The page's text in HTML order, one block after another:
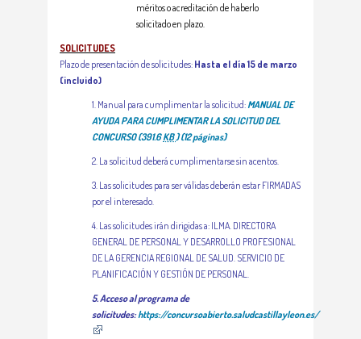
méritos o acreditación de haberlo
solicitado en plazo.
SOLICITUDES
Plazo de presentación de solicitudes: Hasta el día 15 de marzo
(incluido)
1. Manual para cumplimentar la solicitud: MANUAL DE
AYUDA PARA CUMPLIMENTAR LA SOLICITUD DEL
CONCURSO(391.6KB)(12 páginas)
2. La solicitud deberá cumplimentarse sin acentos.
3. Las solicitudes para ser válidas deberán estar FIRMADAS
por el interesado.
4. Las solicitudes irán dirigidas a: ILMA. DIRECTORA
GENERAL DE PERSONAL Y DESARROLLO PROFESIONAL
DE LA GERENCIA REGIONAL DE SALUD. SERVICIO DE
PLANIFICACIÓN Y GESTIÓN DE PERSONAL.
5. Acceso al programa de
solicitudes: https://concursoabierto.saludcastillayleon.es/